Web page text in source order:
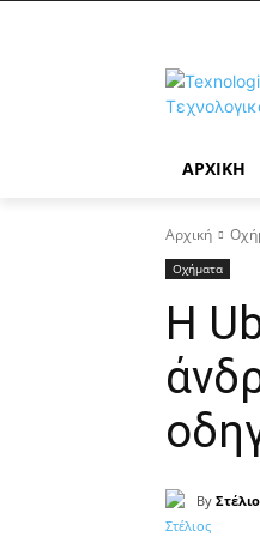
ΑΡΧΙΚΉ
Αρχική
Οχήματα
Η
By